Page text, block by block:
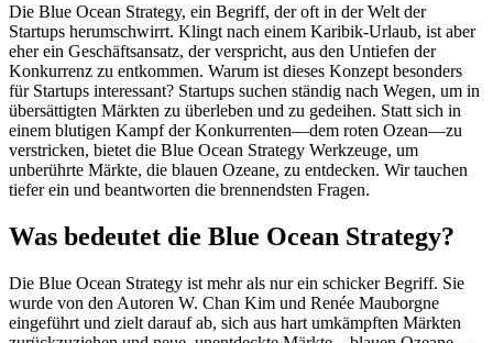
Die Blue Ocean Strategy, ein Begriff, der oft in der Welt der
Startups herumschwirrt. Klingt nach einem Karibik-Urlaub, ist aber
eher ein Geschäftsansatz, der verspricht, aus den Untiefen der
Konkurrenz zu entkommen. Warum ist dieses Konzept besonders
für Startups interessant? Startups suchen ständig nach Wegen, um in
übersättigten Märkten zu überleben und zu gedeihen. Statt sich in
einem blutigen Kampf der Konkurrenten—dem roten Ozean—zu
verstricken, bietet die Blue Ocean Strategy Werkzeuge, um
unberührte Märkte, die blauen Ozeane, zu entdecken. Wir tauchen
tiefer ein und beantworten die brennendsten Fragen.
Was bedeutet die Blue Ocean Strategy?
Die Blue Ocean Strategy ist mehr als nur ein schicker Begriff. Sie
wurde von den Autoren W. Chan Kim und Renée Mauborgne
eingeführt und zielt darauf ab, sich aus hart umkämpften Märkten